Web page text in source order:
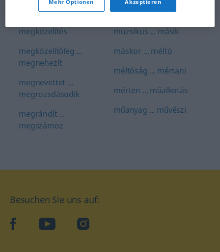
megközelítés
megközelítőleg ...
megnehezít
megnevettet ...
megrozsdásodik
megrándít ...
megszámoz
mulatság ... mutatóujj
muzsikus ... másik
máskor ... méltó
méltóság ... mértani
mérten ... műalkotás
műanyag ... művészi
Besuchen Sie uns auf:
facebookYouTube Instagram
Mehr Optionen Akzeptieren